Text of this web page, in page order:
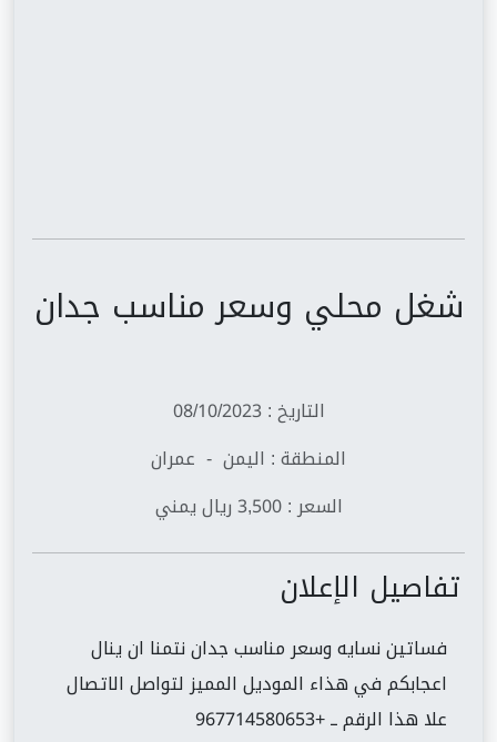
شغل محلي وسعر مناسب جدان
التاريخ : 08/10/2023
المنطقة : اليمن - عمران
السعر : 3,500 ريال يمني
تفاصيل الإعلان
فساتين نسايه وسعر مناسب جدان نتمنا ان ينال
اعجابكم في هذاء الموديل المميز لتواصل الاتصال
علا هذا الرقم ــ +967714580653